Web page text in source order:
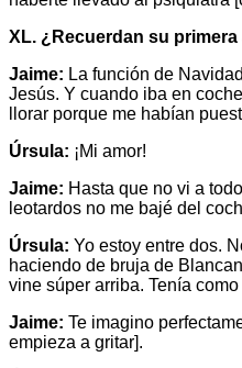
XL. ¿Recuerdan su
Jaime: La función de
Jesús. Y cuando iba en
llorar porque me habían
Úrsula: ¡Mi amor!
Jaime: Hasta que no vi a
leotardos no me bajé del
Úrsula: Yo estoy entre dos.
haciendo de bruja de
vine súper arriba. Tenía
Jaime: Te imagino
empieza a gritar].